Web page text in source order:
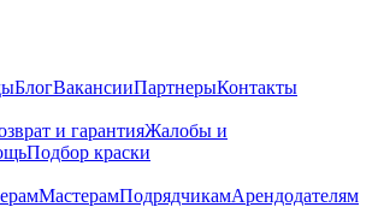
БлогВакансииПартнерыКонтакты
и гарантияЖалобы и
Подбор краски
МастерамПодрядчикамАрендодателям